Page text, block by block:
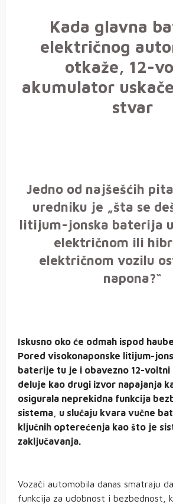
Kada glavna
električnog
otkaže, 12-
akumulator
stvar
Jedno od najšešćih
uredniku je „šta se
litijum-jonska baterija
električnom ili
električnom vozilu
napona?“
Iskusno oko će odmah ispod
Pored visokonaponske litijum-
baterije tu je i obavezno 12-voltni
deluje kao drugi izvor napajanja
osigurala neprekidna funkcija
sistema, u slučaju kvara vučne
ključnih opterećenja kao što je
zaključavanja.
Vozači automobila danas smatraju
funkcija za udobnost i bezbednost,